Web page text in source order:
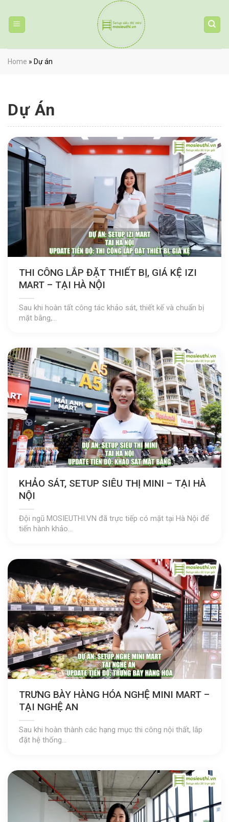
content
Home » Dự án
Dự Án
THI CÔNG LẮP ĐẶT THIẾT BỊ, GIÁ KỆ IZI
MART – TẠI HÀ NỘI
Sau khi hoàn tất công tác khảo sát, thiết kế và chuẩn bị
mặt bằng,...
KHẢO SÁT, SETUP SIÊU THỊ MINI – TẠI HÀ
NỘI
Đội ngũ MOSIEUTHI.VN đã trực tiếp có mặt tại Hà Nội để
tiến hành khảo...
TRƯNG BÀY HÀNG HÓA NGHỆ MINI MART –
TẠI NGHỆ AN
Sau khi hoàn thành các hạng mục thi công nội thất, lắp
đặt hệ thống...